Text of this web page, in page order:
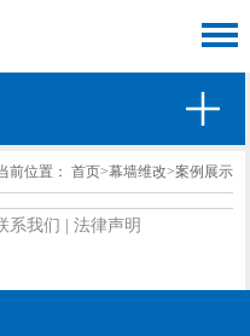
前位置： 首页>幕墙维改>案例展示
系我们 法律声明